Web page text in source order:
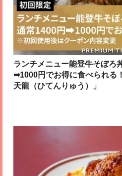
ランチメニュー能登牛そぼろ
➡1000円でお得に食べられる
天龍（ひてんりゅう）」